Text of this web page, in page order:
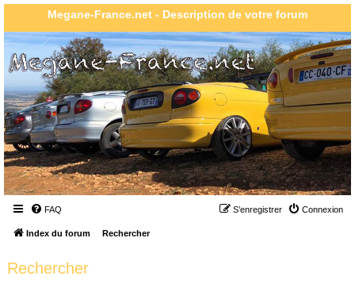
Megane-France.net - Description de votre forum
FAQ Connexion
S’enregistrer
Index du forum Rechercher
Rechercher